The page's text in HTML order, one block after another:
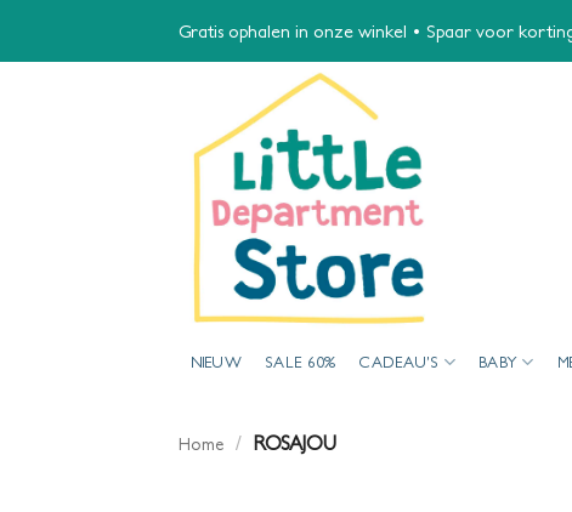
Gratis ophalen in onze winkel • Spaar voor
NIEUW SALE 60% CADEAU’S BABY
Home / ROSAJOU